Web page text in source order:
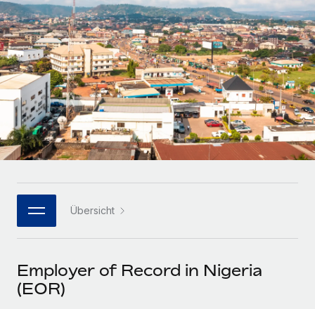
Auslagern von komplexen HR-Aufgaben
INFRASTRUKTUR
Remote Embedded
Nahtlose Integration der HR in bestehende Abläufe
Plattform
Integrierte HR-Kernfunktionen für dein Team
MCP
Integrationen
Tools
Startups
Agile HR- und Payroll-Lösungen für wachsende
Unternehmen
Mittelstand
Maßgeschneiderte HR-Lösungen, um Teams zu
vergrößern
Enterprise
Globale HR für Konzerne und Großunternehmen
PARTNER WERDEN
Flexible Einbettung von Global-HR-Funktionen in deine
Partner werden
Entdecke die Möglichkeiten einer Partnerschaft
Informationen zu möglichen Währungen und
Abwicklungsfristen für globale Freelancer:innen
LERNEN MIT REMOTE
Forschung und Leitfäden
Fallstudien
HR-Glossar
Bibliothek für Stellenbeschreibungen
Webinare
Events
Newsroom
Français
Deutsch
Español
Italiano
Português (Portugal)
한국어 Übersicht
Employer of Record in Nigeria
(EOR)